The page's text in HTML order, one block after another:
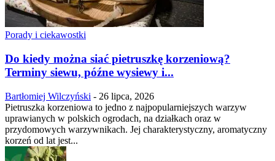
Porady i ciekawostki
Do kiedy można siać pietruszkę korzeniową?
Terminy siewu, późne wysiewy i...
Bartłomiej Wilczyński - 26 lipca, 2026
Pietruszka korzeniowa to jedno z najpopularniejszych warzyw
uprawianych w polskich ogrodach, na działkach oraz w
przydomowych warzywnikach. Jej charakterystyczny, aromatyczny
korzeń od lat jest...